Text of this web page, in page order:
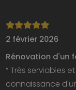
2 février 2026
Rénovation d'un
“ Très serviables
connaissance